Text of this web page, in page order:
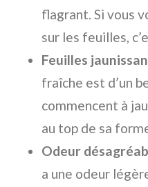
flagrant. Si vous
sur les feuilles,
Feuilles
fraîche est d’un
commencent à
au top de sa
Odeur
a une odeur